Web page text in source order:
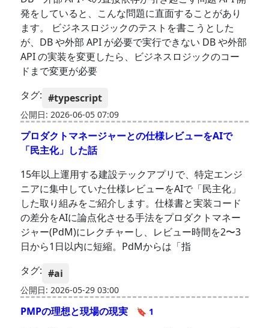
発をしていると、こんな問題に直面することがあり
ます。 ビジネスロジックのテストを書こうとした
が、DB や外部 API が必要で実行できない DB や外部
API の実装を変更したら、ビジネスロジックのコー
ドまで変更が必要
タグ: #typescript
公開日: 2026-06-05 07:09
プロダクトマネージャーとの仕様レビューをAIで
「民主化」した話
15年以上運用する建設テックアプリで、特定エンジ
ニアに集中していた仕様レビューをAIで「民主化」
した取り組みをご紹介します。仕様書と実装コード
の差分をAIに論点化させる手法をプロダクトマネー
ジャー(PdM)にレクチャーし、レビュー時間を2〜3
日から1日以内に短縮。PdMからは「指
タグ: #ai
公開日: 2026-05-29 03:00
PMPの理想と現場の現実 🔖 1